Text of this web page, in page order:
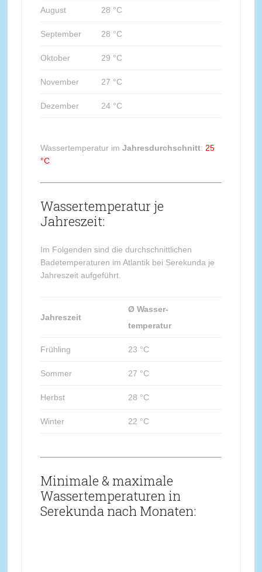
August 28 °C
September 28 °C
Oktober 29 °C
November 27 °C
Dezember 24 °C
Wassertemperatur im Jahresdurchschnitt: 25
°C
Wassertemperatur je
Jahreszeit:
Im Folgenden sind die durchschnittlichen
Badetemperaturen im Atlantik bei Serekunda je
Jahreszeit aufgeführt.
Jahreszeit
Ø Wasser-
temperatur
Frühling 23 °C
Sommer 27 °C
Herbst 28 °C
Winter 22 °C
Minimale & maximale
Wassertemperaturen in
Serekunda nach Monaten: